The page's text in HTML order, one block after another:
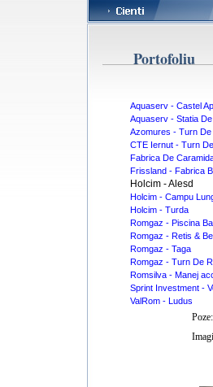
Portofoliu
Aquaserv - Castel
Aquaserv - Statia
Azomures - Turn
CTE Iernut - Turn
Fabrica De
Frissland - Fabrica
Holcim - Alesd
Holcim - Campu
Holcim - Turda
Romgaz - Piscina
Romgaz - Retis &
Romgaz - Taga
Romgaz - Turn De
Romsilva - Manej
Sprint Investment -
ValRom - Ludus
Poze: